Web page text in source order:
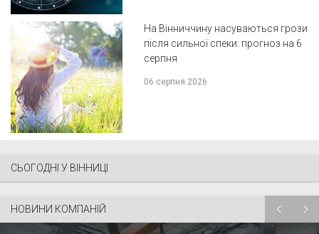
На Вінниччину насуваються грози
після сильної спеки: прогноз на 6
серпня
06 серпня 2026
СЬОГОДНІ У ВІННИЦІ
НОВИНИ КОМПАНІЙ